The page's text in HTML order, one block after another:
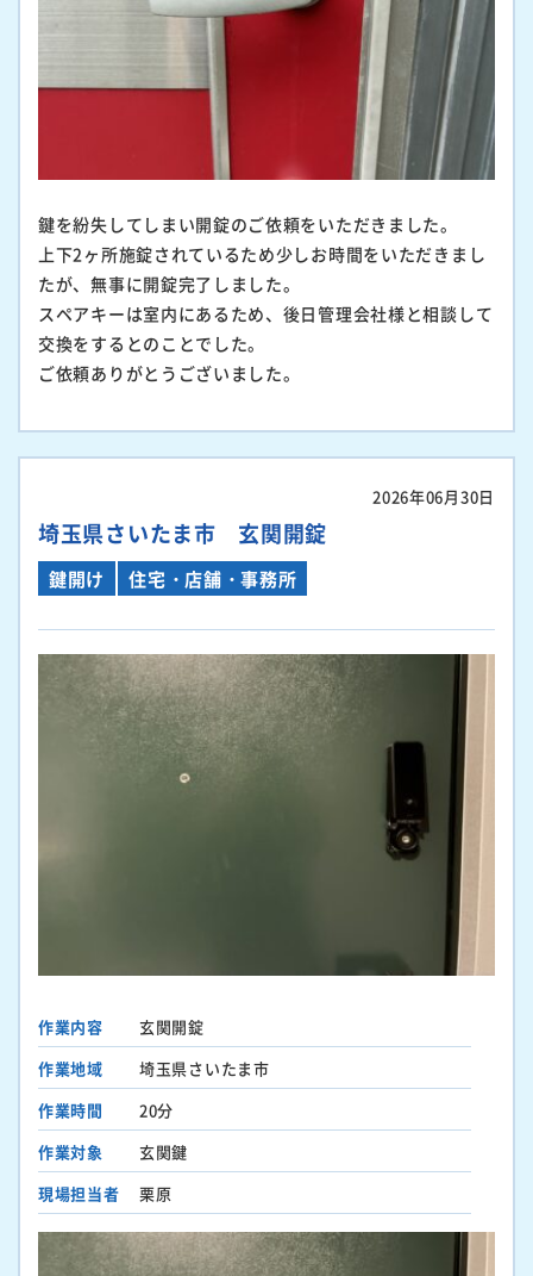
鍵を紛失してしまい開錠のご依頼をいただきました。
上下2ヶ所施錠されているため少しお時間をいただきまし
たが、無事に開錠完了しました。
スペアキーは室内にあるため、後日管理会社様と相談して
交換をするとのことでした。
ご依頼ありがとうございました。
2026年06月30日
埼玉県さいたま市 玄関開錠
鍵開け 住宅・店舗・事務所
作業内容
玄関開錠
作業地域
埼玉県さいたま市
作業時間
20分
作業対象
玄関鍵
現場担当者
栗原